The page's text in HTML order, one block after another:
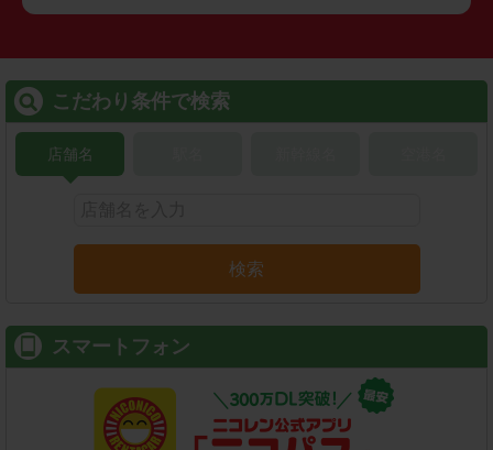
こだわり条件で検索
店舗名
検索
スマートフォン